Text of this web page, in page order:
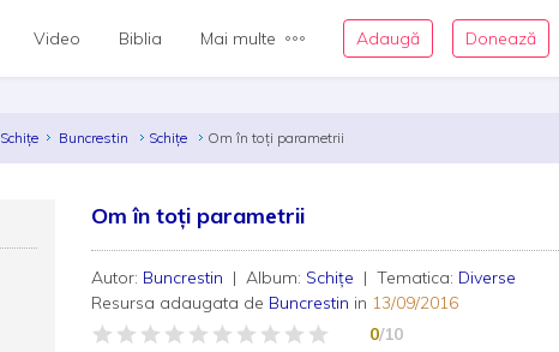
Video Biblia Mai multe Adaugă Donează
Schițe Buncrestin Schiţe Om în toţi parametrii
Om în toţi parametrii
Autor: Buncrestin | Album: Schiţe | Tematica: Diverse
Resursa adaugata de Buncrestin in 13/09/2016
0/10